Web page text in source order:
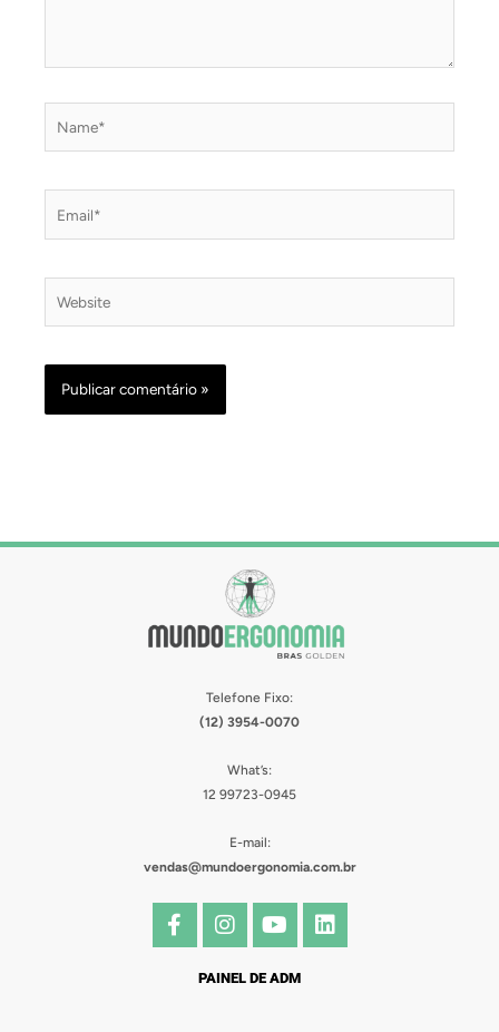
Telefone Fixo:
(12) 3954-0070
What’s:
12 99723-0945
E-mail:
vendas@mundoergonomia.com.br
F
a
I
n
t
Y
o
t
L
i
PAINEL DE ADM